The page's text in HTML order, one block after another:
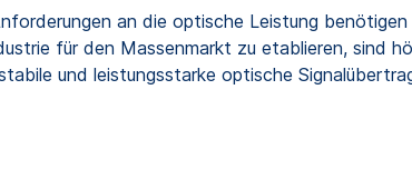
an die optische Leistung
für den Massenmarkt zu etablieren, sind
und leistungsstarke optische